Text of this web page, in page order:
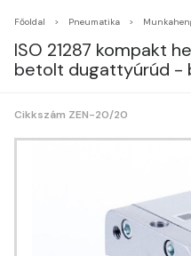
Főoldal Pneumatika
ISO 21287 kompakt
betolt dugattyúrúd -
Cikkszám ZEN-20/20